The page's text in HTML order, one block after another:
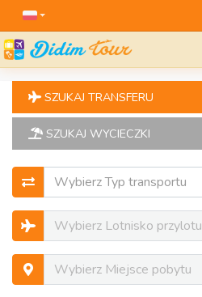
SZUKAJ TRANSFERU
SZUKAJ WYCIECZKI
Wybierz Typ transportu
Wybierz Lotnisko przylotu
Wybierz Miejsce pobytu